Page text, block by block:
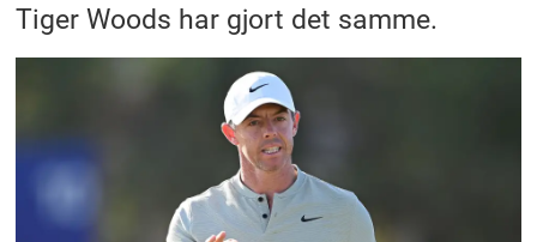
Tiger Woods har gjort det samme.